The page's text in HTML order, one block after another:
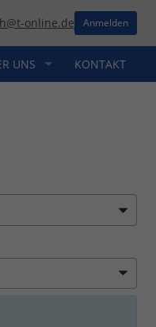
online.de Anmelden
UNS KONTAKT